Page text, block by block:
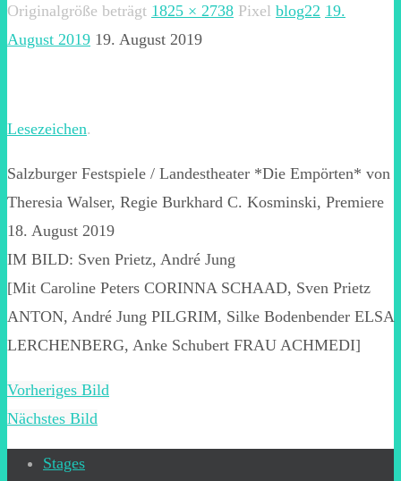
Originalgröße beträgt 1825 × 2738 Pixel blog22 19.
August 2019 19. August 2019
Lesezeichen.
Salzburger Festspiele / Landestheater *Die Empörten* von
Theresia Walser, Regie Burkhard C. Kosminski, Premiere
18. August 2019
IM BILD: Sven Prietz, André Jung
[Mit Caroline Peters CORINNA SCHAAD, Sven Prietz
ANTON, André Jung PILGRIM, Silke Bodenbender ELSA
LERCHENBERG, Anke Schubert FRAU ACHMEDI]
Vorheriges Bild
Nächstes Bild
Stages